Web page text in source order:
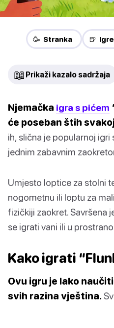
🥳 Stranka 🍺
📖 Prikaži kazalo sadržaja
Njemačka igra s pićem
će poseban štih
ih, slična je popularnoj igri
jednim zabavnim
Umjesto loptice za stolni
nogometnu ili loptu za
fizičkiji zaokret. Savršena
se igrati vani ili u
Kako igrati
Ovu igru je lako
svih razina vještina.